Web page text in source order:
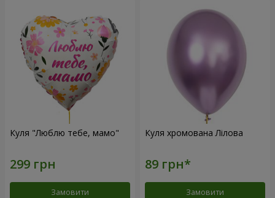
Куля "Люблю тебе, мамо"
Замовити
Куля хромована Лілова
Замовити